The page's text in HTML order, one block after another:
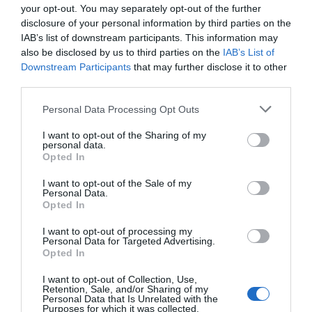
your opt-out. You may separately opt-out of the further
disclosure of your personal information by third parties on the
IAB’s list of downstream participants. This information may
also be disclosed by us to third parties on the IAB’s List of
Downstream Participants that may further disclose it to other
Personal Data Processing Opt Outs
I want to opt-out of the Sharing of my
personal data.
Opted In
I want to opt-out of the Sale of my
Personal Data.
Opted In
I want to opt-out of processing my
Personal Data for Targeted Advertising.
Opted In
I want to opt-out of Collection, Use,
Retention, Sale, and/or Sharing of my
Personal Data that Is Unrelated with the
Purposes for which it was collected.
L'etern retorn de tota persona que viu a
l'estranger és tornar a casa per vacances i
replantejar-nos tota la nostra vida. Per què he
marxat, què vaig anar a buscar, a fora, per què no
m'he quedat als llocs on estava bé. I quan ets fora,
el mateix però a la inversa. El que em consola és
estem igual. Amb vint-i-set anys no has de tenir
tota la vida feta, però sí tenir una idea de cap a on
t'agradaria anar. Però tot el pla fantàstic que
havia pensat amb vint anys ara em sembla
vull, tots aquells somnis. Tampoc sé quins vull,
ara. Però a mesura que la pressió baixa i que la
teva pròpia existència es relativitza respecte de
les altres, t'adones que, el que et generava tenir